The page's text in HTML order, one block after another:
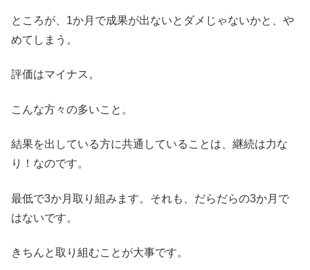
ところが、1か月で成果が出ないとダメじゃないかと、や
めてしまう。
評価はマイナス。
こんな方々の多いこと。
結果を出している方に共通していることは、継続は力な
り！なのです。
最低で3か月取り組みます。それも、だらだらの3か月で
はないです。
きちんと取り組むことが大事です。